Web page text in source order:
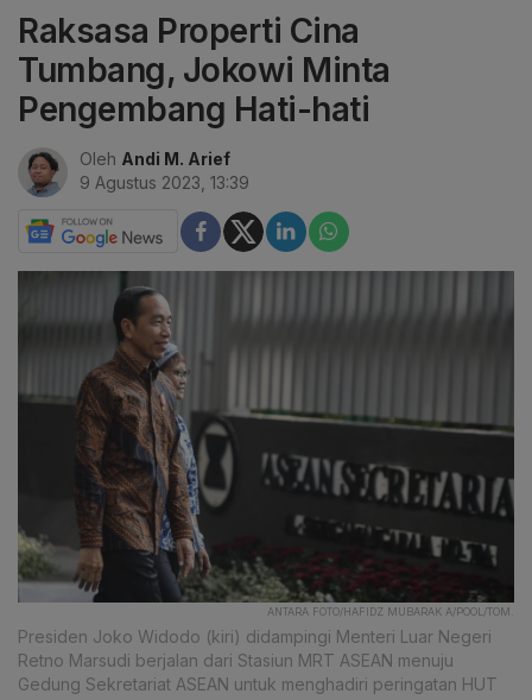
Raksasa Properti Cina
Tumbang, Jokowi Minta
Pengembang Hati-hati
Oleh Andi M. Arief
9 Agustus 2023, 13:39
ANTARA FOTO/HAFIDZ MUBARAK A/POOL/TOM.
Presiden Joko Widodo (kiri) didampingi Menteri Luar Negeri
Retno Marsudi berjalan dari Stasiun MRT ASEAN menuju
Gedung Sekretariat ASEAN untuk menghadiri peringatan HUT